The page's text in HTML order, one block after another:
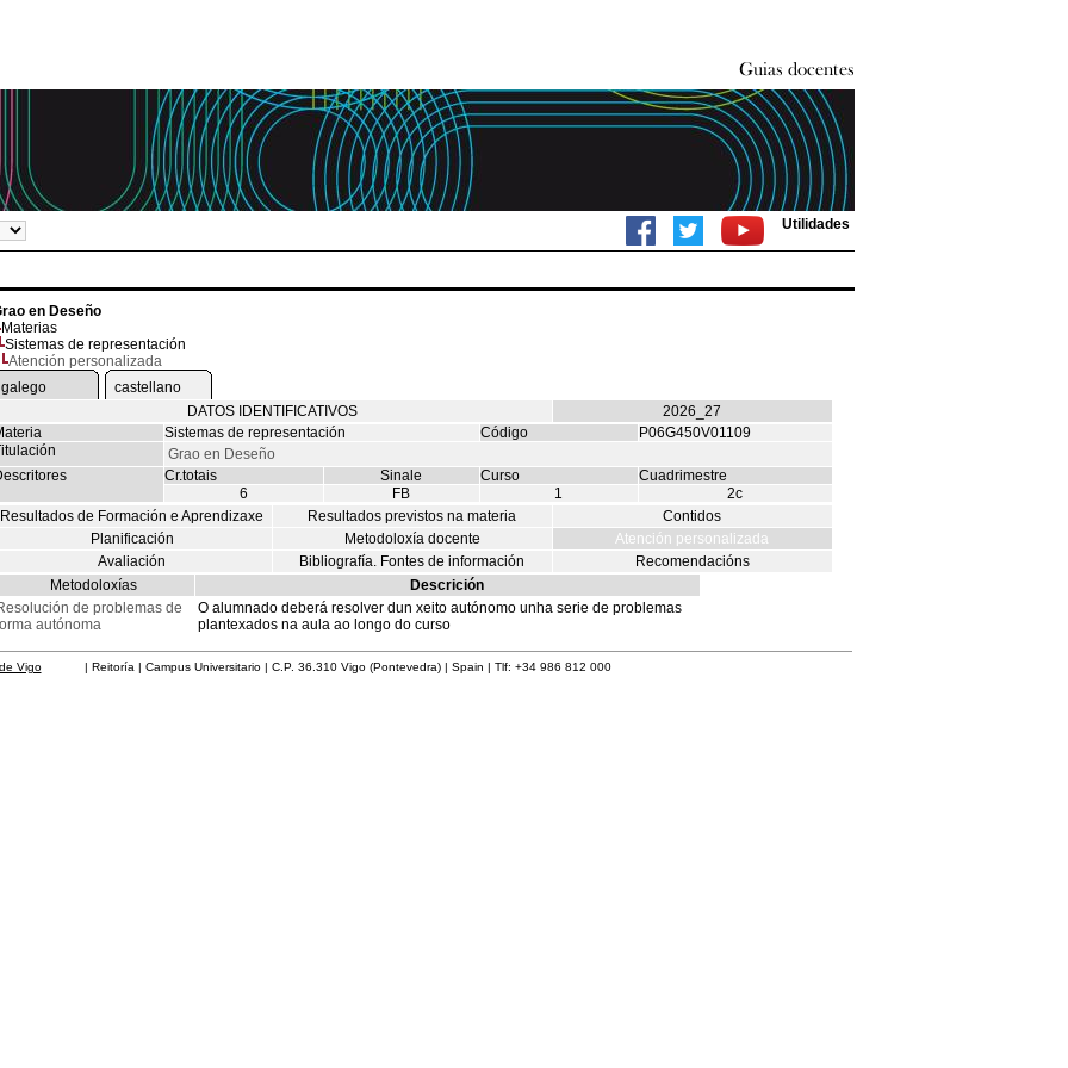
Utilidades
en Deseño
Materias
Sistemas de representación
Atención personalizada
galego
castellano
DATOS IDENTIFICATIVOS
2026_27
Sistemas de representación Código
P06G450V01109
Grao en Deseño
Cr.totais Sinale Curso
Cuadrimestre
6
FB 1
2c
Resultados de Formación e Aprendizaxe
Resultados previstos na materia
Contidos
Planificación
Metodoloxía docente
Atención personalizada
Avaliación
Bibliografía. Fontes de información
Recomendacións
Metodoloxías
Descrición
de problemas de
autónoma
O alumnado deberá resolver dun xeito autónomo unha serie de problemas
plantexados na aula ao longo do curso
Vigo| Reitoría | Campus Universitario | C.P. 36.310 Vigo (Pontevedra) | Spain | Tlf: +34 986 812 000